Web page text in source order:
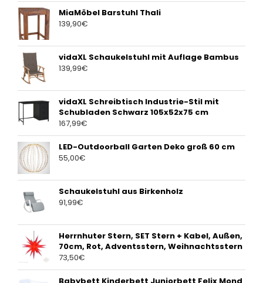
MiaMöbel Barstuhl Thali
139,90€
vidaXL Schaukelstuhl mit Auflage Bambus
139,99€
vidaXL Schreibtisch Industrie-Stil mit
Schubladen Schwarz 105x52x75 cm
167,99€
LED-Outdoorball Garten Deko groß 60 cm
55,00€
Schaukelstuhl aus Birkenholz
91,99€
Herrnhuter Stern, SET Stern + Kabel, Außen,
70cm, Rot, Adventsstern, Weihnachtsstern
73,50€
Babybett Kinderbett Juniorbett Felix Mond